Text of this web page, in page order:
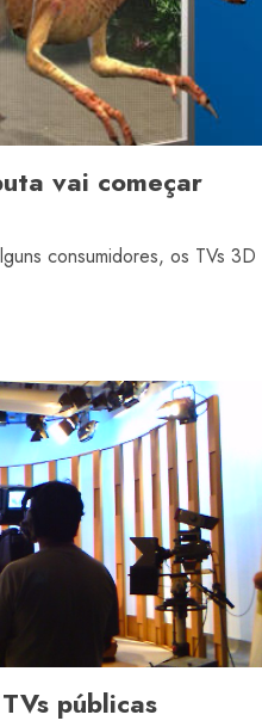
vai começar
consumidores, os TVs 3D
públicas